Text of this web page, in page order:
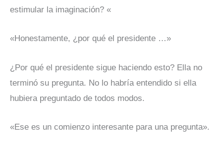
estimular la imaginación? «
«Honestamente, ¿por qué el presidente …»
¿Por qué el presidente sigue haciendo esto? Ella no
terminó su pregunta. No lo habría entendido si ella
hubiera preguntado de todos modos.
«Ese es un comienzo interesante para una pregunta».